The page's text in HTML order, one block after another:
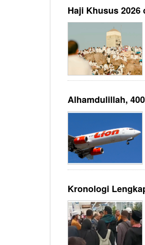
Haji Khusus
Alhamdulillah,
Kronologi